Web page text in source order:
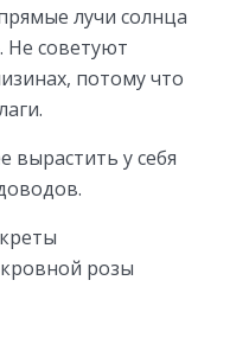
лучи солнца
Не советуют
потому что
вырастить у себя
розы